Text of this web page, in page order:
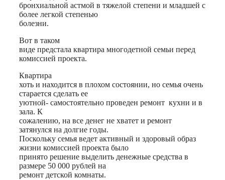
бронхиальной астмой в тяжелой степени и младшей с
более легкой степенью
болезни.
Вот в таком
виде предстала квартира многодетной семьи перед
комиссией проекта.
Квартира
хоть и находится в плохом состоянии, но семья очень
старается сделать ее
уютной- самостоятельно проведен ремонт кухни и в
зала. К
сожалению, на все денег не хватет и ремонт
затянулся на долгие годы.
Поскольку семья ведет активный и здоровый образ
жизни комиссией проекта было
принято решение выделить денежные средства в
размере 50 000 рублей на
ремонт детской комнаты.